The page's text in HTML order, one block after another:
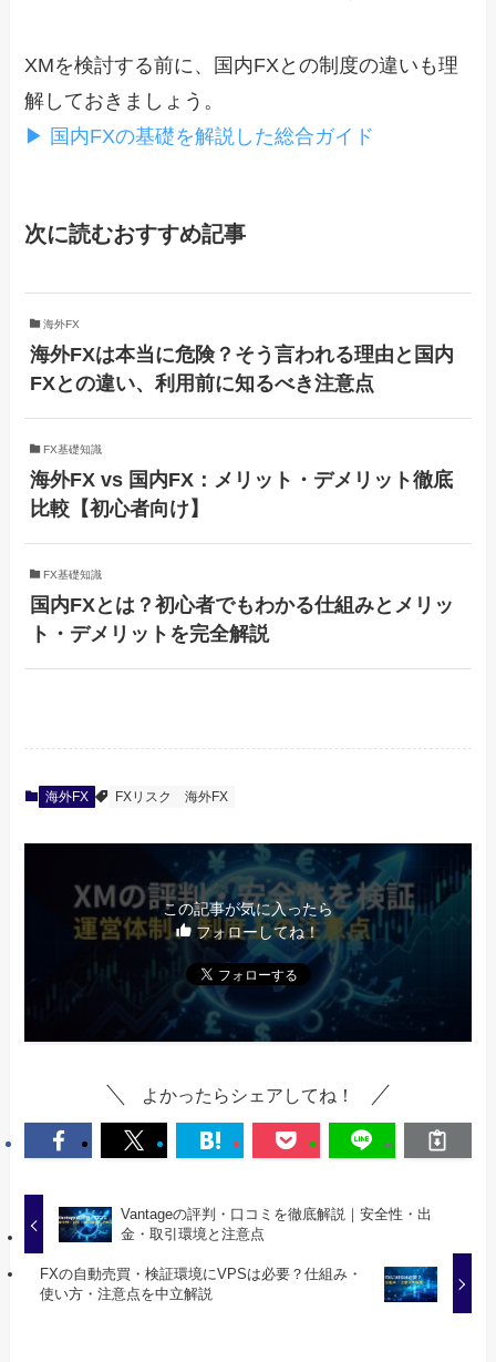
XMを検討する前に、国内FXとの制度の違いも理
解しておきましょう。
▶ 国内FXの基礎を解説した総合ガイド
次に読むおすすめ記事
海外FX
海外FXは本当に危険？そう言われる理由と国内
FXとの違い、利用前に知るべき注意点
FX基礎知識
海外FX vs 国内FX：メリット・デメリット徹底
比較【初心者向け】
FX基礎知識
国内FXとは？初心者でもわかる仕組みとメリッ
ト・デメリットを完全解説
海外FX FXリスク 海外FX
この記事が気に入ったら
フォローしてね！
よかったらシェアしてね！
Vantageの評判・口コミを徹底解説｜安全性・出
金・取引環境と注意点
FXの自動売買・検証環境にVPSは必要？仕組み・
使い方・注意点を中立解説